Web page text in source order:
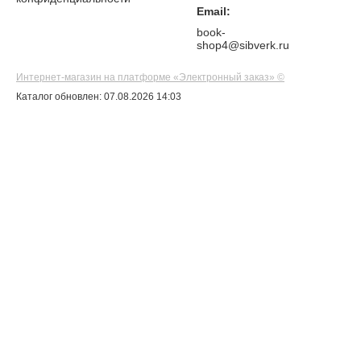
Email:
book-
shop4@sibverk.ru
Интернет-магазин на платформе «Электронный заказ» ©
Каталог обновлен: 07.08.2026 14:03